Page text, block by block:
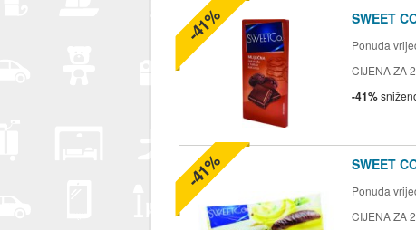
SWEET
Ponuda
CIJENA ZA
-41%
-41%
SWEET
Ponuda
CIJENA ZA
-41%